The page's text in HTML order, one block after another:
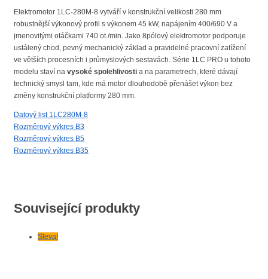
Elektromotor 1LC-280M-8 vytváří v konstrukční velikosti 280 mm
robustnější výkonový profil s výkonem 45 kW, napájením 400/690 V a
jmenovitými otáčkami 740 ot./min. Jako 8pólový elektromotor podporuje
ustálený chod, pevný mechanický základ a pravidelné pracovní zatížení
ve větších procesních i průmyslových sestavách. Série 1LC PRO u tohoto
modelu staví na vysoké spolehlivosti a na parametrech, které dávají
technický smysl tam, kde má motor dlouhodobě přenášet výkon bez
změny konstrukční platformy 280 mm.
Datový list 1LC280M-8
Rozměrový výkres B3
Rozměrový výkres B5
Rozměrový výkres B35
Související produkty
Sleva!